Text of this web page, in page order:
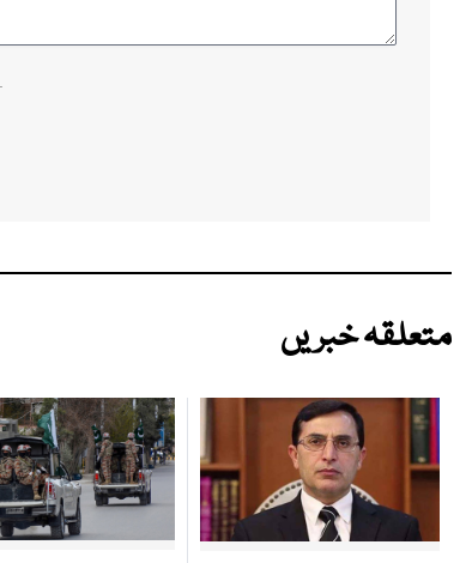
متعلقہ خبریں